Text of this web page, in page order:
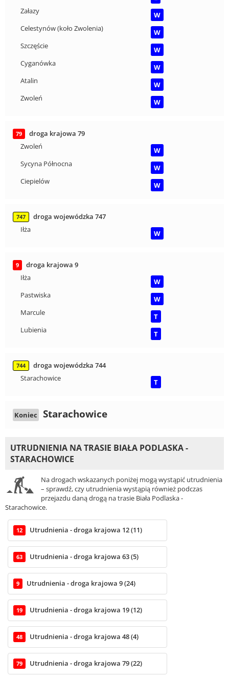
Załazy
W
Celestynów (koło Zwolenia)
W
Szczęście
W
Cyganówka
W
Atalin
W
Zwoleń
W
79
droga krajowa 79
Zwoleń
W
Sycyna Północna
W
Ciepielów
W
747
droga wojewódzka 747
Iłża
W
9
droga krajowa 9
Iłża
W
Pastwiska
W
Marcule
T
Lubienia
T
744
droga wojewódzka 744
Starachowice
T
Koniec Starachowice
UTRUDNIENIA NA TRASIE BIAŁA PODLASKA -
STARACHOWICE
Na drogach wskazanych poniżej mogą wystąpić utrudnienia
– sprawdź, czy utrudnienia wystąpią również podczas
przejazdu daną drogą na trasie Biała Podlaska -
Starachowice.
12 Utrudnienia - droga krajowa 12 (11)
63 Utrudnienia - droga krajowa 63 (5)
9 Utrudnienia - droga krajowa 9 (24)
19 Utrudnienia - droga krajowa 19 (12)
48 Utrudnienia - droga krajowa 48 (4)
79 Utrudnienia - droga krajowa 79 (22)